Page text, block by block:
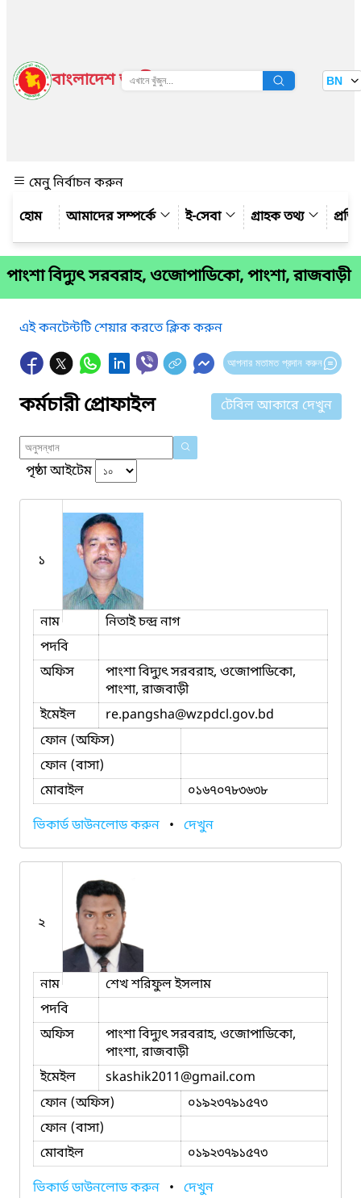
বাংলাদেশ জাতীয় তথ্য বাতায়ন BN
মেনু নির্বাচন করুন
আমাদের সম্পর্কে
ই-সেবা গ্রাহক তথ্য
পাংশা বিদ্যুৎ সরবরাহ, ওজোপাডিকো, পাংশা, রাজবাড়ী
এই কনটেন্টটি শেয়ার করতে ক্লিক করুন
আপনার মতামত প্রদান করুন
কর্মচারী প্রোফাইল টেবিল আকারে দেখুন
পৃষ্ঠা আইটেম
১
নাম
নিতাই চন্দ্র নাগ
পদবি
অফিস
পাংশা বিদ্যুৎ সরবরাহ, ওজোপাডিকো,
পাংশা, রাজবাড়ী
ইমেইল
re.pangsha@wzpdcl.gov.bd
ফোন (অফিস)
ফোন (বাসা)
মোবাইল
০১৬৭০৭৮৩৬৩৮
ভিকার্ড ডাউনলোড করুন • দেখুন
২
নাম
শেখ শরিফুল ইসলাম
পদবি
অফিস
পাংশা বিদ্যুৎ সরবরাহ, ওজোপাডিকো,
পাংশা, রাজবাড়ী
ইমেইল
skashik2011@gmail.com
ফোন (অফিস)
০১৯২৩৭৯১৫৭৩
ফোন (বাসা)
মোবাইল
০১৯২৩৭৯১৫৭৩
ভিকার্ড ডাউনলোড করুন • দেখুন